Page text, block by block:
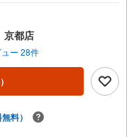
件:建売価格で「理想」を
「理想」が叶うのか？
結させることで中間コス
」と「性能」に還元しま
。専属FPによる無料相談
教育費や老後資金など将来
イス 「最適な銀行は？」
京都店
ー 28件
料）